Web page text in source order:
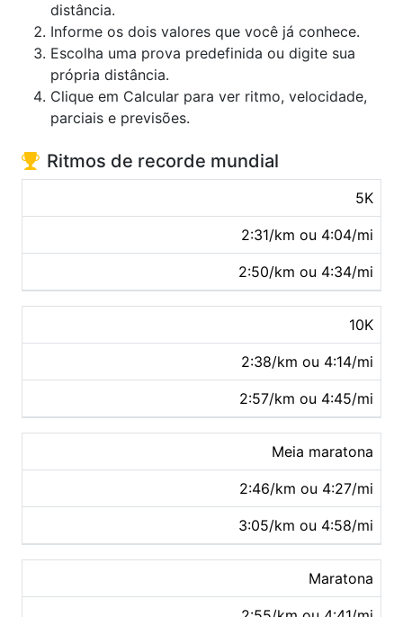
distância.
Informe os dois valores que você já conhece.
Escolha uma prova predefinida ou digite sua
própria distância.
Clique em Calcular para ver ritmo, velocidade,
parciais e previsões.
Ritmos de recorde mundial
5K
2:31/km ou 4:04/mi
2:50/km ou 4:34/mi
10K
2:38/km ou 4:14/mi
2:57/km ou 4:45/mi
Meia maratona
2:46/km ou 4:27/mi
3:05/km ou 4:58/mi
Maratona